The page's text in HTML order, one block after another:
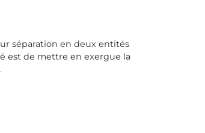
séparation en deux entités
est de mettre en exergue la